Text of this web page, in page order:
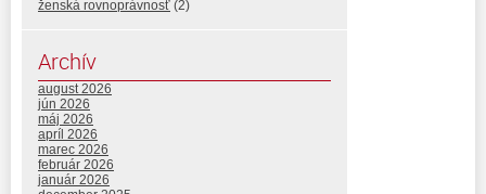
ženská rovnoprávnosť (2)
Archív
august 2026
jún 2026
máj 2026
apríl 2026
marec 2026
február 2026
január 2026